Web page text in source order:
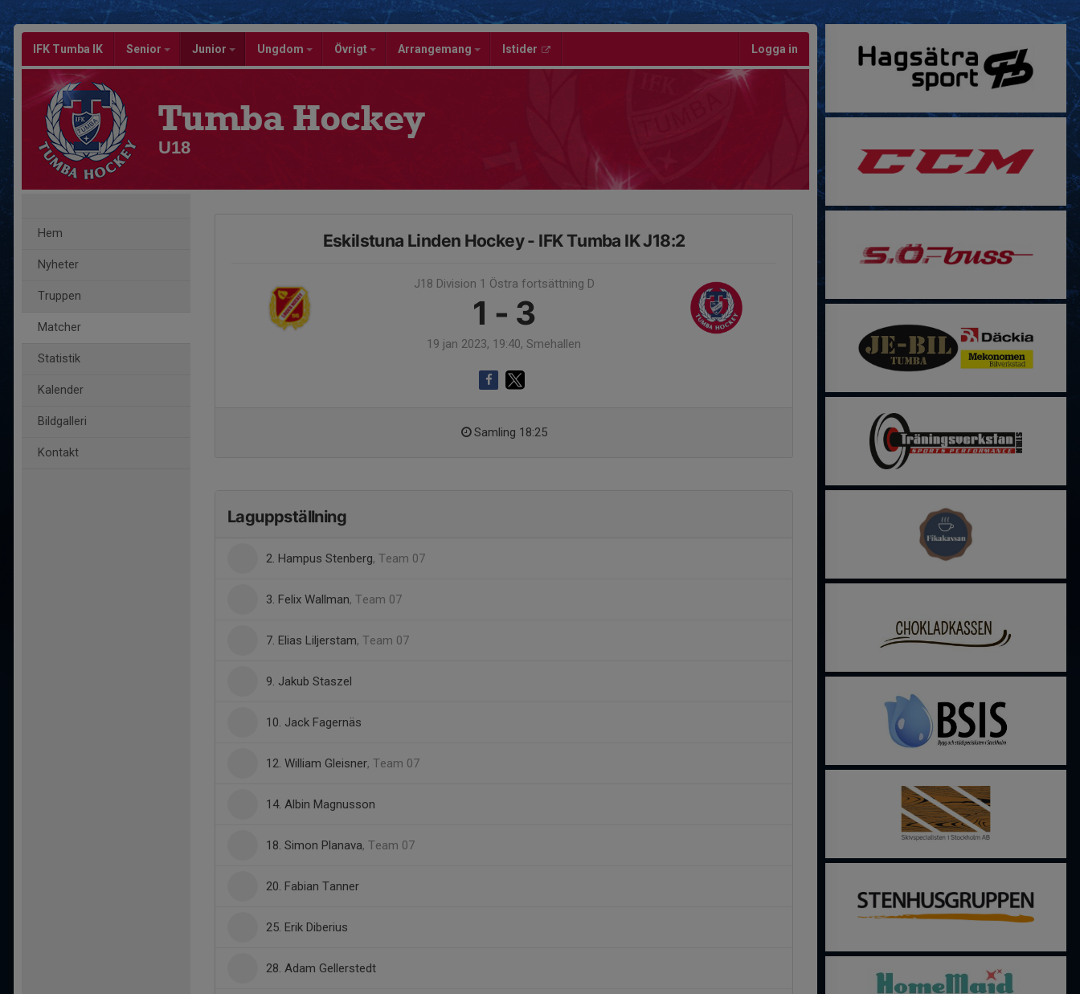
IFK Tumba IK Senior Junior Ungdom Övrigt Arrangemang Istider Logga in
Tumba Hockey
U18
Hem
Nyheter
Truppen
Matcher
Statistik
Kalender
Bildgalleri
Kontakt
Eskilstuna Linden Hockey - IFK Tumba IK J18:2
J18 Division 1 Östra fortsättning D
1 - 3
19 jan 2023, 19:40, Smehallen
Samling 18:25
Laguppställning
2. Hampus Stenberg, Team 07
3. Felix Wallman, Team 07
7. Elias Liljerstam, Team 07
9. Jakub Staszel
10. Jack Fagernäs
12. William Gleisner, Team 07
14. Albin Magnusson
18. Simon Planava, Team 07
20. Fabian Tanner
25. Erik Diberius
28. Adam Gellerstedt